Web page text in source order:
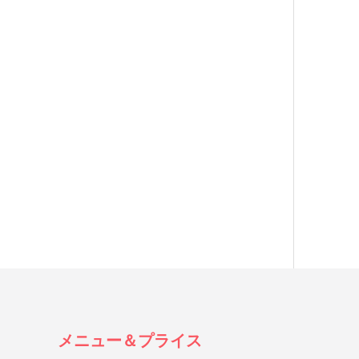
メニュー＆プライス